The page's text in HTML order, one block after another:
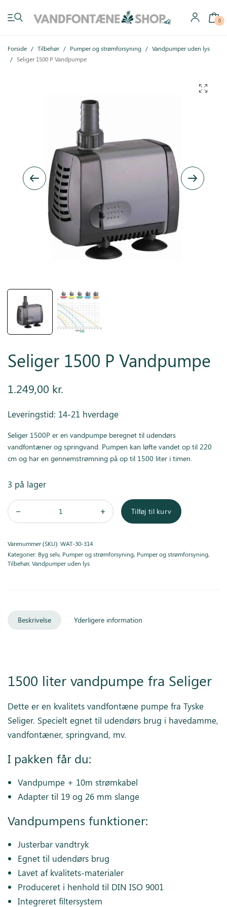
0
Forside / Tilbehør / Pumper og strømforsyning / Vandpumper uden lys
/ Seliger 1500 P Vandpumpe
Seliger 1500 P Vandpumpe
1.249,00 kr.
Leveringstid: 14-21 hverdage
Seliger 1500P er en vandpumpe beregnet til udendørs
vandfontæner og springvand. Pumpen kan løfte vandet op til 220
cm og har en gennemstrømning på op til 1500 liter i timen.
3 på lager
Tilføj til kurv
Varenummer (SKU): WAT-30-314
Kategorier: Byg selv, Pumper og strømforsyning, Pumper og strømforsyning,
Tilbehør, Vandpumper uden lys
Beskrivelse Yderligere information
1500 liter vandpumpe fra Seliger
Dette er en kvalitets vandfontæne pumpe fra Tyske
Seliger. Specielt egnet til udendørs brug i havedamme,
vandfontæner, springvand, mv.
I pakken får du:
Vandpumpe + 10m strømkabel
Adapter til 19 og 26 mm slange
Vandpumpens funktioner:
Justerbar vandtryk
Egnet til udendørs brug
Lavet af kvalitets-materialer
Produceret i henhold til DIN ISO 9001
Integreret filtersystem
Indendørs vandfontæner
Tilbehør
Inspiration
Køb gavekort